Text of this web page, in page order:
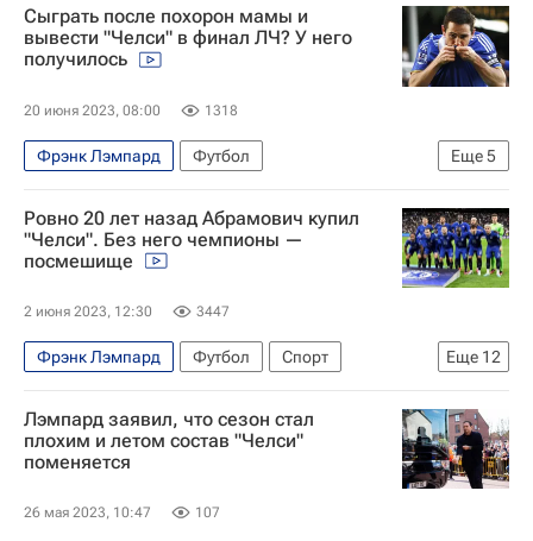
Сыграть после похорон мамы и
вывести "Челси" в финал ЛЧ? У него
получилось
20 июня 2023, 08:00 1318
Еще5
Фрэнк Лэмпард
Футбол
Материалы РИА Спорт
Спорт — видео
Авторы РИА Новости Спорт
Челси
Ливерпуль
Ровно 20 лет назад Абрамович купил
"Челси". Без него чемпионы —
посмешище
2 июня 2023, 12:30 3447
Еще 12
Фрэнк Лэмпард Футбол
Спорт
Материалы РИА Спорт
Спорт — видео
Авторы РИА Новости Спорт
Челси
Роман Абрамович
АПЛ 2026-2027 (Чемпионат Англии по футболу)
Лэмпард заявил, что сезон стал
плохим и летом состав "Челси"
поменяется
26 мая 2023, 10:47 107